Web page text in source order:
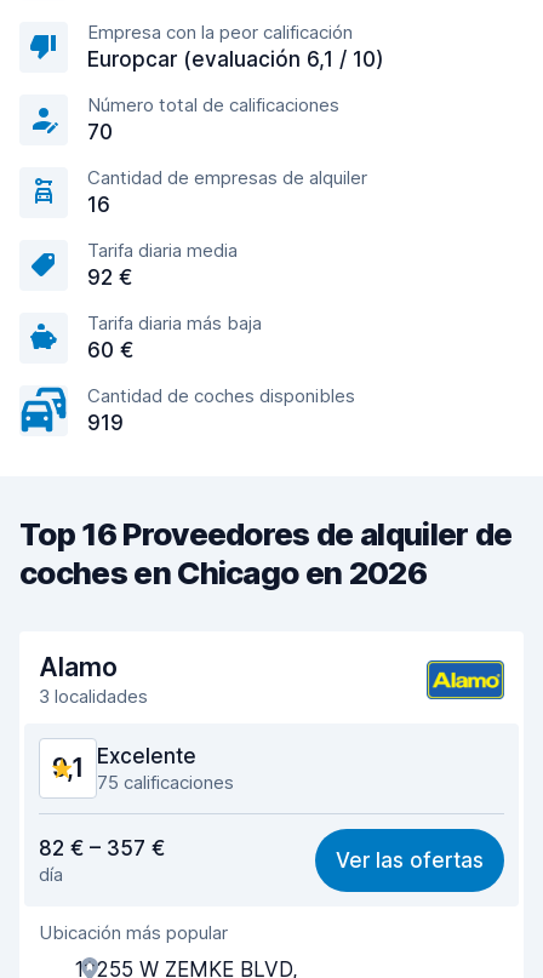
Empresa con la peor calificación
Europcar (evaluación 6,1 / 10)
Número total de calificaciones
70
Cantidad de empresas de alquiler
16
Tarifa diaria media
92 €
Tarifa diaria más baja
60 €
Cantidad de coches disponibles
919
Top 16 Proveedores de alquiler de
coches en Chicago en 2026
Alamo
3 localidades
9,1 Excelente
75 calificaciones
8,6
Fácil de encontrar 9,2
Amabilidad del agente
82 € – 357 €
día
Ver las ofertas
Ubicación más popular
10255 W ZEMKE BLVD,